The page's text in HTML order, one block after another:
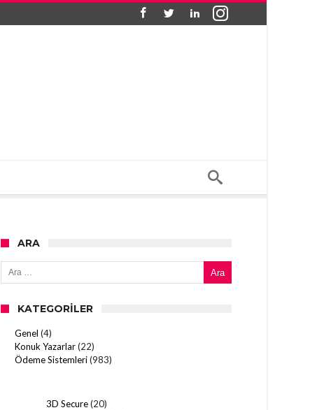
ARA
Arama:
KATEGORILER
Genel (4)
Konuk Yazarlar(22)
Ödeme Sistemleri(983)
3D Secure(20)